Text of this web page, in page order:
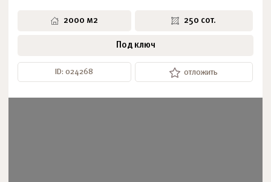
2000 м2 250 сот.
Под ключ
ID: 024268 отложить